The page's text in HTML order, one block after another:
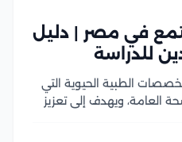
في مصر | دليل
للدراسة
الطبية الحيوية التي
العامة، ويهدف إلى تعزيز